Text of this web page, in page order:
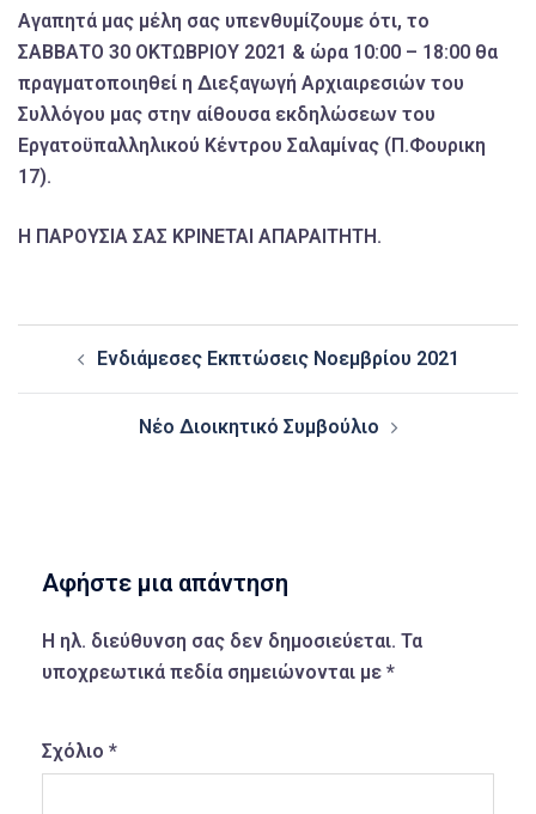
Αγαπητά μας μέλη σας υπενθυμίζουμε ότι, το
ΣΑΒΒΑΤΟ 30 ΟΚΤΩΒΡΙΟΥ 2021 & ώρα 10:00 – 18:00 θα
πραγματοποιηθεί η Διεξαγωγή Αρχιαιρεσιών του
Συλλόγου μας στην αίθουσα εκδηλώσεων του
Εργατοϋπαλληλικού Κέντρου Σαλαμίνας (Π.Φουρικη
17).
Η ΠΑΡΟΥΣΙΑ ΣΑΣ ΚΡΙΝΕΤΑΙ ΑΠΑΡΑΙΤΗΤΗ.
navigationΕνδιάμεσες Εκπτώσεις Νοεμβρίου 2021
Νέο Διοικητικό Συμβούλιο
Αφήστε μια απάντηση
Η ηλ. διεύθυνση σας δεν δημοσιεύεται. Τα
υποχρεωτικά πεδία σημειώνονται με *
Σχόλιο *